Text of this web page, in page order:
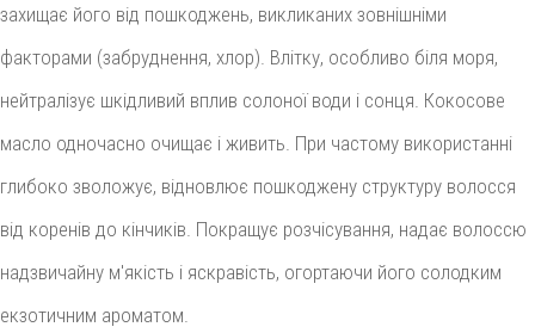
захищає його від пошкоджень, викликаних зовнішніми
факторами (забруднення, хлор). Влітку, особливо біля моря,
нейтралізує шкідливий вплив солоної води і сонця. Кокосове
масло одночасно очищає і живить. При частому використанні
глибоко зволожує, відновлює пошкоджену структуру волосся
від коренів до кінчиків. Покращує розчісування, надає волоссю
надзвичайну м'якість і яскравість, огортаючи його солодким
екзотичним ароматом.